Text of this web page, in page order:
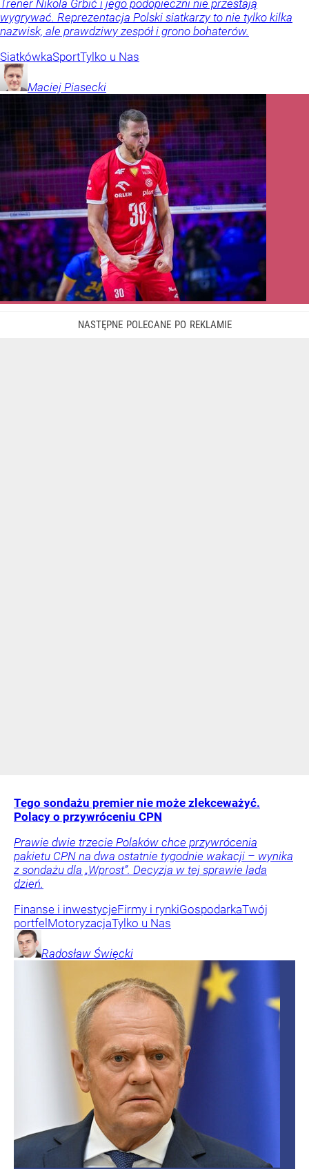
Trener Nikola Grbić i jego podopieczni nie przestają
wygrywać. Reprezentacja Polski siatkarzy to nie tylko kilka
nazwisk, ale prawdziwy zespół i grono bohaterów.
SiatkówkaSportTylko u Nas
Maciej Piasecki
Tego sondażu premier nie może zlekceważyć.
Polacy o przywróceniu CPN
Prawie dwie trzecie Polaków chce przywrócenia
pakietu CPN na dwa ostatnie tygodnie wakacji – wynika
z sondażu dla „Wprost”. Decyzja w tej sprawie lada
dzień.
Finanse i inwestycjeFirmy i rynkiGospodarkaTwój
portfelMotoryzacjaTylko u Nas
Radosław Święcki